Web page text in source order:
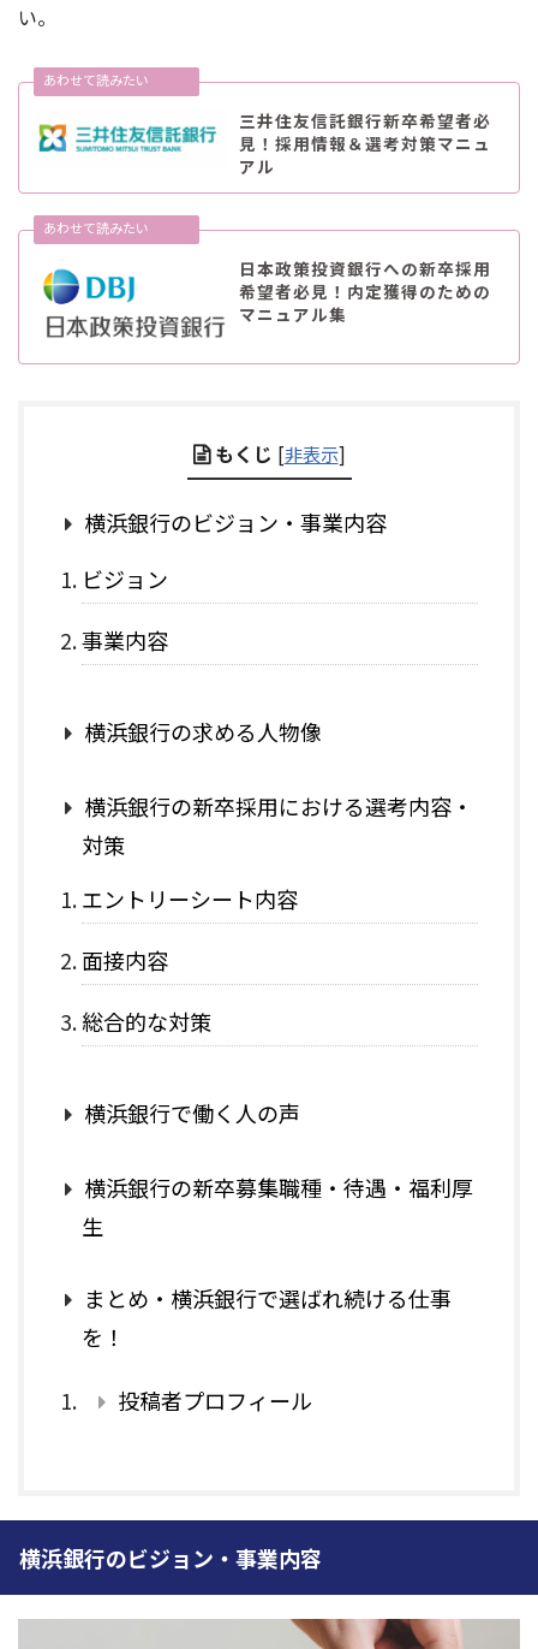
い。
三井住友信託銀行新卒希望者必
見！採用情報＆選考対策マニュ
アル
日本政策投資銀行への新卒採用
希望者必見！内定獲得のための
マニュアル集
もくじ [非表示]
横浜銀行のビジョン・事業内容
ビジョン
事業内容
横浜銀行の求める人物像
横浜銀行の新卒採用における選考内容・
対策
エントリーシート内容
面接内容
総合的な対策
横浜銀行で働く人の声
横浜銀行の新卒募集職種・待遇・福利厚
生
まとめ・横浜銀行で選ばれ続ける仕事
を！
投稿者プロフィール
横浜銀行のビジョン・事業内容